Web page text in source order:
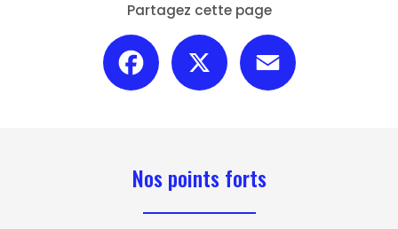
Partagez cette page
Facebook
Nos points forts